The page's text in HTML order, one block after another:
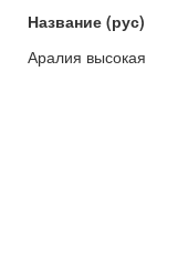
Название (рус)
Аралия высокая